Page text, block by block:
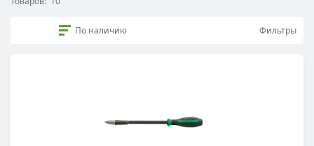
По наличию Фильтры